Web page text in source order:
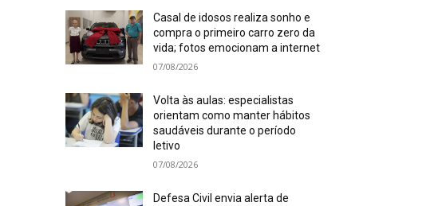
Casal de idosos realiza sonho e
compra o primeiro carro zero da
vida; fotos emocionam a internet
07/08/2026
Volta às aulas: especialistas
orientam como manter hábitos
saudáveis durante o período
letivo
07/08/2026
Defesa Civil envia alerta de